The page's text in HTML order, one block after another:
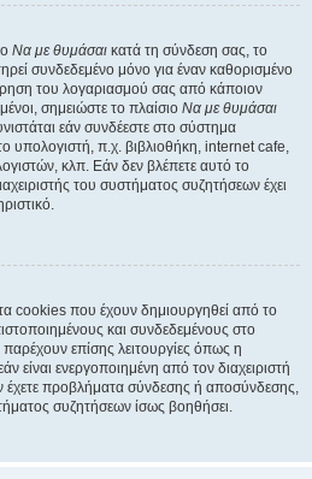
Να με θυμάσαι κατά τη σύνδεση σας, το
συνδεδεμένο μόνο για έναν καθορισμένο
του λογαριασμού σας από κάποιον
σημειώστε το πλαίσιο Να με θυμάσαι
εάν συνδέεστε στο σύστημα
υπολογιστή, π.χ. βιβλιοθήκη, internet cafe,
κλπ. Εάν δεν βλέπετε αυτό το
του συστήματος συζητήσεων έχει
cookies που έχουν δημιουργηθεί από το
και συνδεδεμένους στο
επίσης λειτουργίες όπως η
ενεργοποιημένη από τον διαχειριστή
προβλήματα σύνδεσης ή αποσύνδεσης,
συζητήσεων ίσως βοηθήσει.